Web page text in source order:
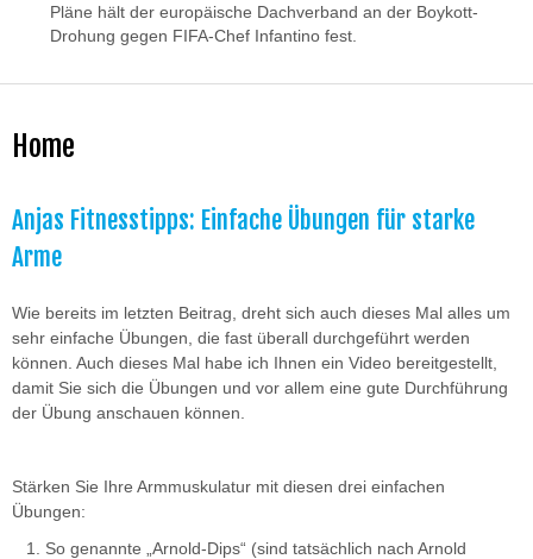
Pläne hält der europäische Dachverband an der Boykott-
Drohung gegen FIFA-Chef Infantino fest.
Home
Anjas Fitnesstipps: Einfache Übungen für starke
Arme
Wie bereits im letzten Beitrag, dreht sich auch dieses Mal alles um
sehr einfache Übungen, die fast überall durchgeführt werden
können. Auch dieses Mal habe ich Ihnen ein Video bereitgestellt,
damit Sie sich die Übungen und vor allem eine gute Durchführung
der Übung anschauen können.
Stärken Sie Ihre Armmuskulatur mit diesen drei einfachen
Übungen:
So genannte „Arnold-Dips“ (sind tatsächlich nach Arnold